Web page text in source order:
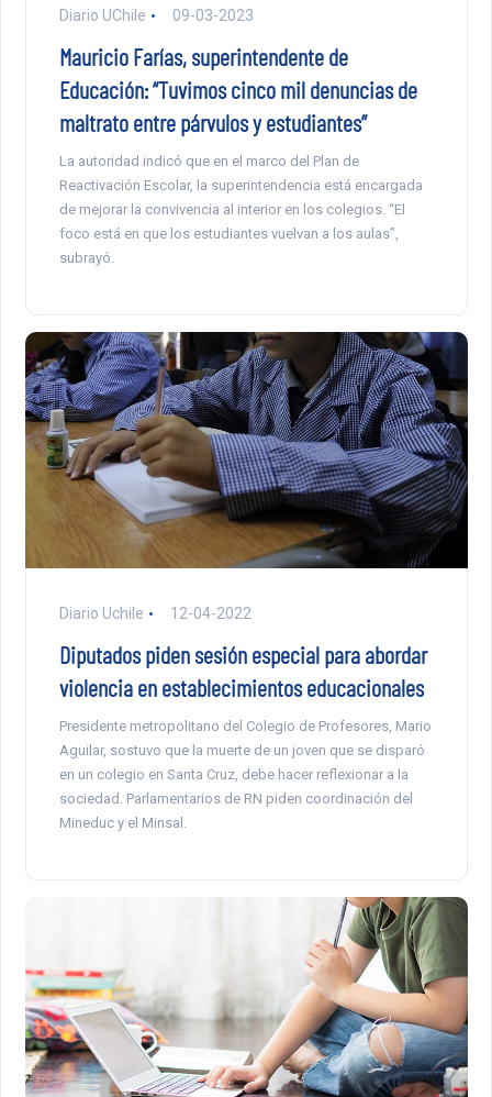
Diario UChile 09-03-2023
Mauricio Farías, superintendente de
Educación: “Tuvimos cinco mil denuncias de
maltrato entre párvulos y estudiantes”
La autoridad indicó que en el marco del Plan de
Reactivación Escolar, la superintendencia está encargada
de mejorar la convivencia al interior en los colegios. “El
foco está en que los estudiantes vuelvan a los aulas”,
subrayó.
Diario Uchile 12-04-2022
Diputados piden sesión especial para abordar
violencia en establecimientos educacionales
Presidente metropolitano del Colegio de Profesores, Mario
Aguilar, sostuvo que la muerte de un joven que se disparó
en un colegio en Santa Cruz, debe hacer reflexionar a la
sociedad. Parlamentarios de RN piden coordinación del
Mineduc y el Minsal.